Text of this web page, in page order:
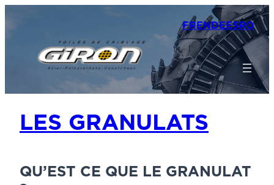
FRENDEESRO
LES GRANULATS
QU’EST CE QUE LE GRANULAT